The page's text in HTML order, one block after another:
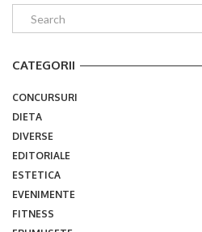
CATEGORII
CONCURSURI
DIETA
DIVERSE
EDITORIALE
ESTETICA
EVENIMENTE
FITNESS